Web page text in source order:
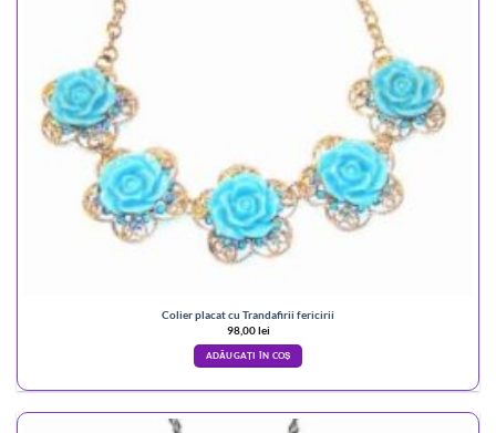
Colier placat cu Trandafirii fericirii
98,00lei
ADĂUGAȚI ÎN COȘ